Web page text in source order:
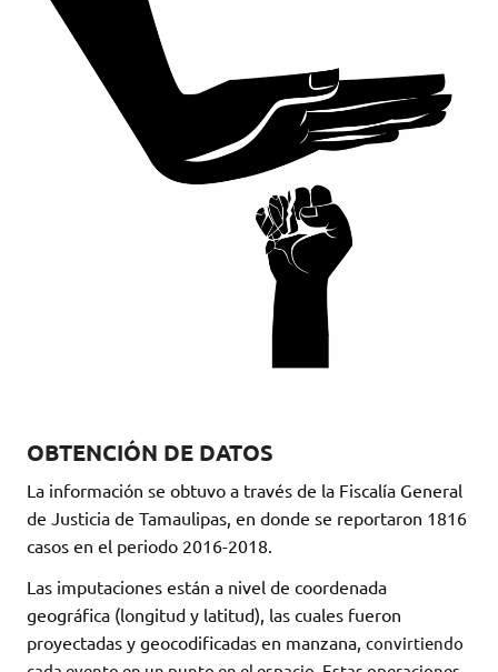
OBTENCIÓN DE DATOS
La información se obtuvo a través de la Fiscalía General
de Justicia de Tamaulipas, en donde se reportaron 1816
casos en el periodo 2016-2018.
Las imputaciones están a nivel de coordenada
geográfica (longitud y latitud), las cuales fueron
proyectadas y geocodificadas en manzana, convirtiendo